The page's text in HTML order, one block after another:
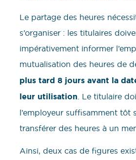
Le partage des heures
s’organiser : les titulaires
impérativement informer
mutualisation des heures de
plus tard 8 jours avant la
leur utilisation. Le titulaire
l’employeur suffisamment tôt
transférer des heures à un
Ainsi, deux cas de figures